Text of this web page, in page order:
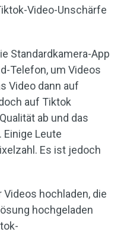
Video-Unschärfe
Standardkamera-App
Telefon, um Videos
Video dann auf
auf Tiktok
ab und das
Leute
Es ist jedoch
hochladen, die
hochgeladen